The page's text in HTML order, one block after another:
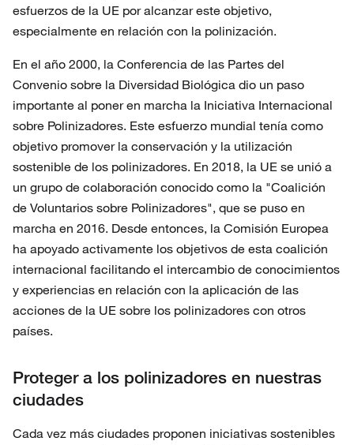
esfuerzos de la UE por alcanzar este objetivo,
especialmente en relación con la polinización.
En el año 2000, la Conferencia de las Partes del
Convenio sobre la Diversidad Biológica dio un paso
importante al poner en marcha la Iniciativa Internacional
sobre Polinizadores. Este esfuerzo mundial tenía como
objetivo promover la conservación y la utilización
sostenible de los polinizadores. En 2018, la UE se unió a
un grupo de colaboración conocido como la "Coalición
de Voluntarios sobre Polinizadores", que se puso en
marcha en 2016. Desde entonces, la Comisión Europea
ha apoyado activamente los objetivos de esta coalición
internacional facilitando el intercambio de conocimientos
y experiencias en relación con la aplicación de las
acciones de la UE sobre los polinizadores con otros
países.
Proteger a los polinizadores en nuestras
ciudades
Cada vez más ciudades proponen iniciativas sostenibles